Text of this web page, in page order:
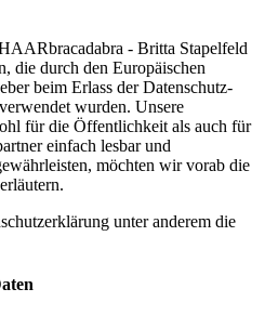
- Britta Stapelfeld
die durch den Europäischen
beim Erlass der Datenschutz-
wurden. Unsere
für die Öffentlichkeit als auch für
einfach lesbar und
möchten wir vorab die
unter anderem die